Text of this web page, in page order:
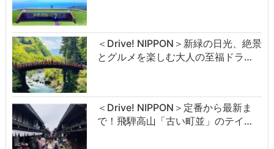
＜Drive! NIPPON＞新緑の日光、絶景
とグルメを楽しむ大人の至福ドラ…
＜Drive! NIPPON＞定番から最新ま
で！飛騨高山「古い町並」のテイ…